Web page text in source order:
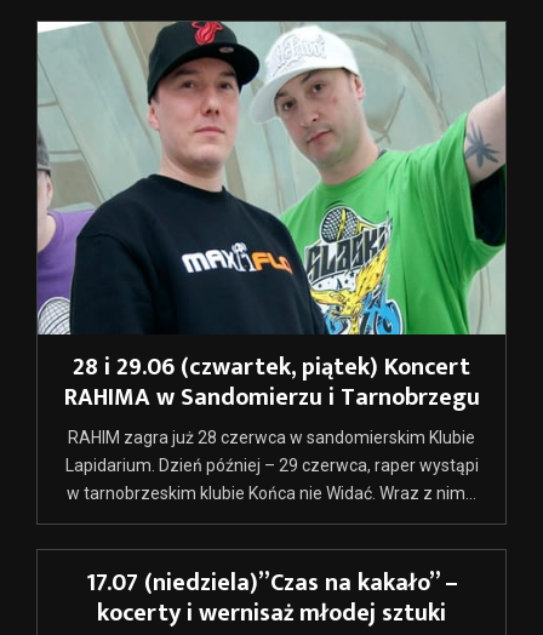
28 i 29.06 (czwartek, piątek) Koncert
RAHIMA w Sandomierzu i Tarnobrzegu
RAHIM zagra już 28 czerwca w sandomierskim Klubie
Lapidarium. Dzień później – 29 czerwca, raper wystąpi
w tarnobrzeskim klubie Końca nie Widać. Wraz z nim...
17.07 (niedziela)”Czas na kakało” –
kocerty i wernisaż młodej sztuki